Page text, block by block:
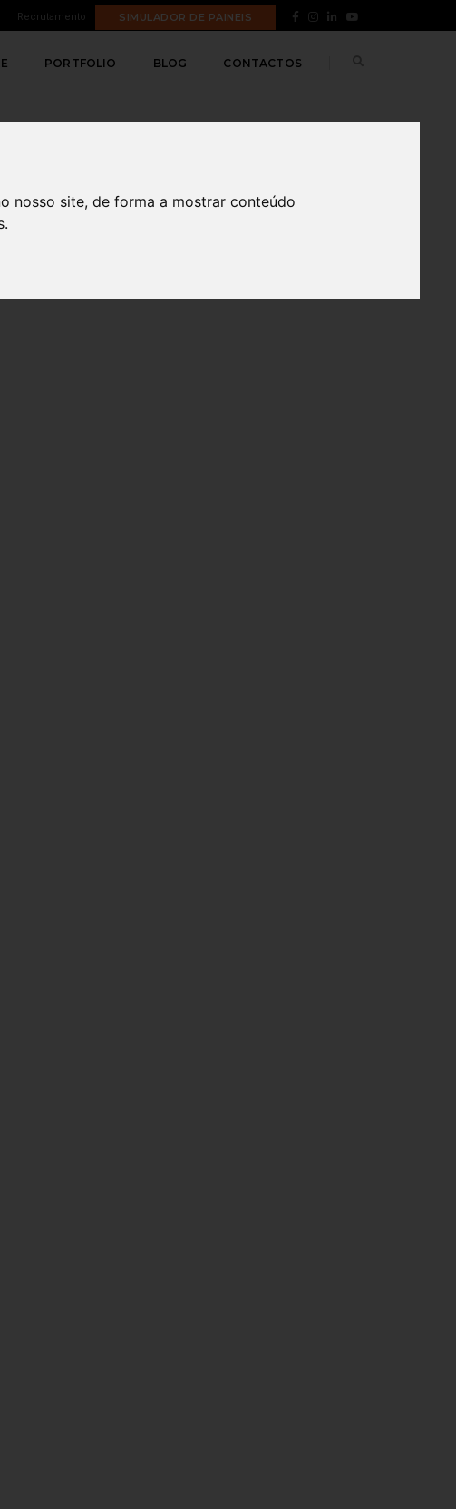
nosso site, de forma a mostrar conteúdo
Recrutamento SIMULADOR DE PAINEIS
PORTFOLIO BLOG CONTACTOS